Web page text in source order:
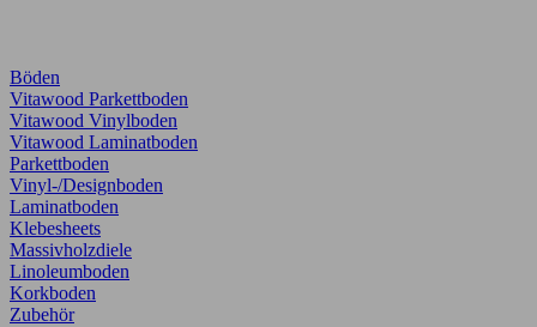
Böden
Vitawood Parkettboden
Vitawood Vinylboden
Vitawood Laminatboden
Parkettboden
Vinyl-/Designboden
Laminatboden
Klebesheets
Massivholzdiele
Linoleumboden
Korkboden
Zubehör